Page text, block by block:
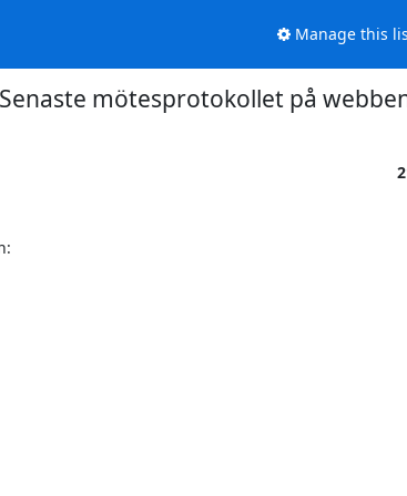
Manage this
Senaste mötesprotokollet på